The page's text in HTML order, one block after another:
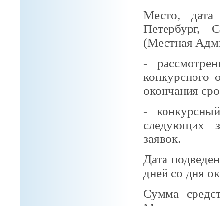
Место, дата
Петербург,
(Местная
-
конкурсного
окончания
-
следующих
заявок.
Дата
дней со дня
Сумма